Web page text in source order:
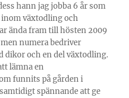
hann jag jobba 6 år som
växtodling och
ända fram till hösten 2009
numera bedriver
dikor och en del växtodling.
lämna en
funnits på gården i
spännande att ge